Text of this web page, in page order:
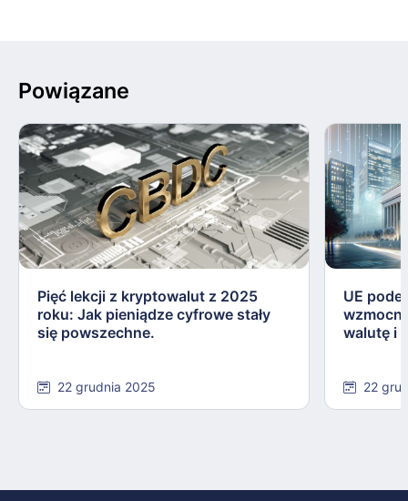
Powiązane
Pięć lekcji z kryptowalut z 2025
roku: Jak pieniądze cyfrowe stały
się powszechne.
22 grudnia 2025
UE
walutę i
22